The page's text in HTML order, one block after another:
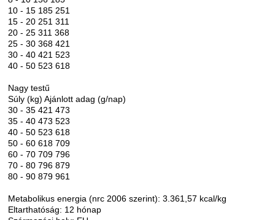
10 - 15 185 251
15 - 20 251 311
20 - 25 311 368
25 - 30 368 421
30 - 40 421 523
40 - 50 523 618
Nagy testű
Súly (kg) Ajánlott adag (g/nap)
30 - 35 421 473
35 - 40 473 523
40 - 50 523 618
50 - 60 618 709
60 - 70 709 796
70 - 80 796 879
80 - 90 879 961
Metabolikus energia (nrc 2006 szerint): 3.361,57 kcal/kg
Eltarthatóság: 12 hónap